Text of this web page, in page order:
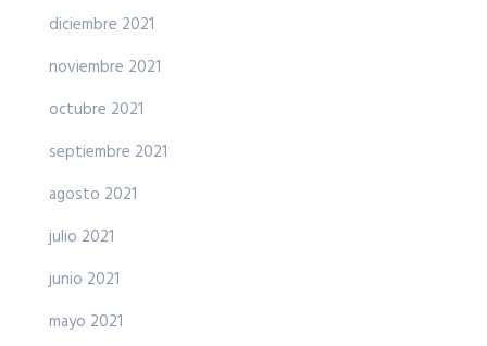
diciembre 2021
noviembre 2021
octubre 2021
septiembre 2021
agosto 2021
julio 2021
junio 2021
mayo 2021